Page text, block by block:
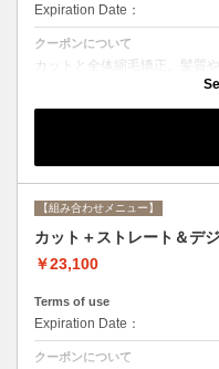
Expiration Date：
クーポンについて
カットと全体縮毛矯正。髪質
ます。シャンプー、ブロー込
【組み合わせメニュー】
カット＋ストレート＆デ
￥23,100
Terms of use
Expiration Date：
クーポンについて